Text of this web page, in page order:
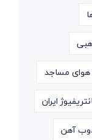
هوای مساجد
ایران
آهن